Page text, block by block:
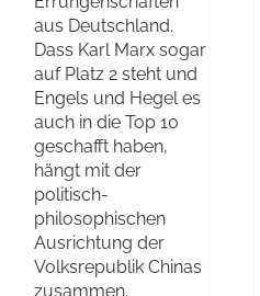
aus Deutschland.
Dass Karl Marx sogar
auf Platz 2 steht und
Engels und Hegel es
auch in die Top 10
geschafft haben,
hängt mit der
politisch-
philosophischen
Ausrichtung der
Volksrepublik Chinas
zusammen.